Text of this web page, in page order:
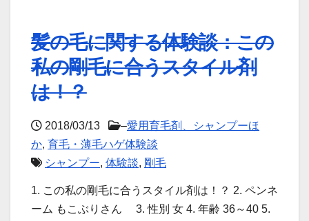
髪の毛に関する体験談：この
私の剛毛に合うスタイル剤
は！？
2018/03/13 –愛用育毛剤、シャンプーほ
か, 育毛・薄毛ハゲ体験談
シャンプー, 体験談, 剛毛
1. この私の剛毛に合うスタイル剤は！？ 2. ペンネ
ーム もこぶりさん 3. 性別 女 4. 年齢 36～40 5.